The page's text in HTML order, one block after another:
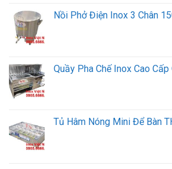
Nồi Phở Điện Inox 3 Chân
Quầy Pha Chế Inox Cao Cấp
Tủ Hâm Nóng Mini Để Bàn